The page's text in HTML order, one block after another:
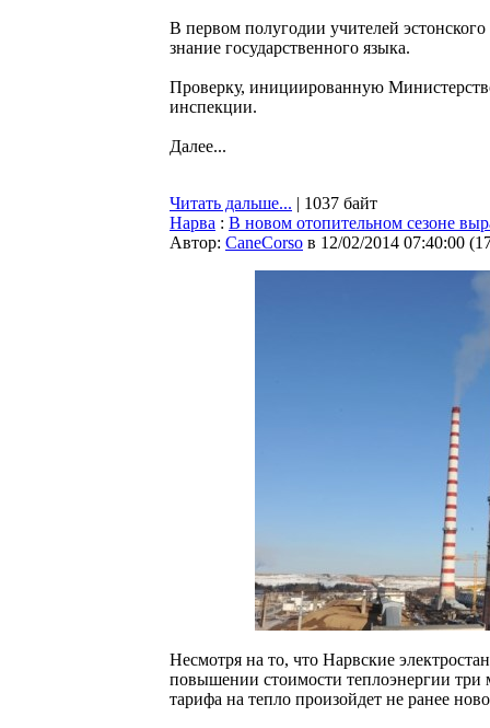
В первом полугодии учителей
знание государственного языка.
Проверку, инициированную
инспекции.
Далее...
Читать дальше... | 1037 байт
Нарва : В новом отопительном сезоне
Автор: CaneCorso в 12/02/2014 07:40:00 (
Несмотря на то, что Нарвские
повышении стоимости теплоэнергии три
тарифа на тепло произойдет не ранее